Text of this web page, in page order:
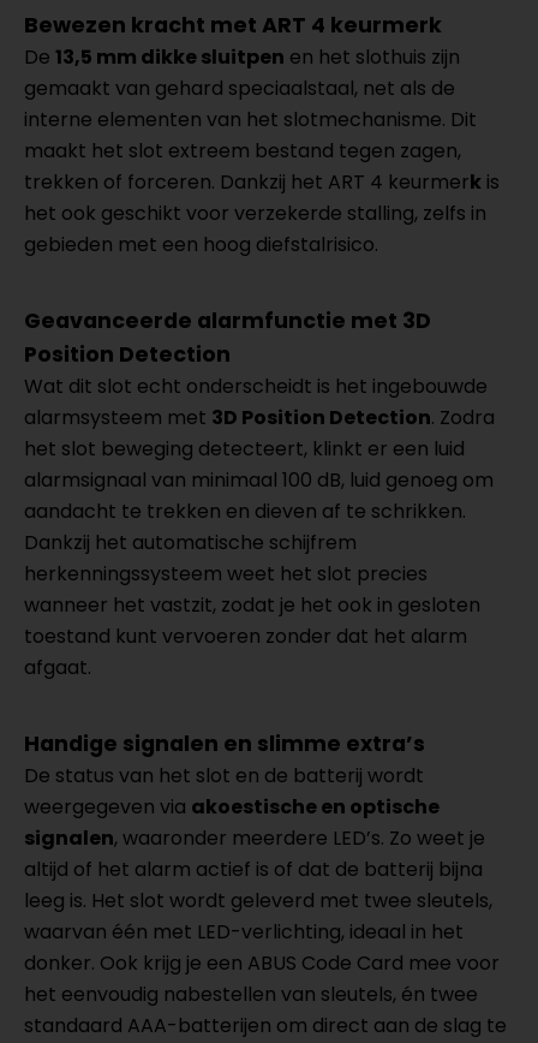
Bewezen kracht met ART 4 keurmerk
De 13,5 mm dikke sluitpen en het slothuis zijn
gemaakt van gehard speciaalstaal, net als de
interne elementen van het slotmechanisme. Dit
maakt het slot extreem bestand tegen zagen,
trekken of forceren. Dankzij het ART 4 keurmerk is
het ook geschikt voor verzekerde stalling, zelfs in
gebieden met een hoog diefstalrisico.
Geavanceerde alarmfunctie met 3D
Position Detection
Wat dit slot echt onderscheidt is het ingebouwde
alarmsysteem met 3D Position Detection. Zodra
het slot beweging detecteert, klinkt er een luid
alarmsignaal van minimaal 100 dB, luid genoeg om
aandacht te trekken en dieven af te schrikken.
Dankzij het automatische schijfrem
herkenningssysteem weet het slot precies
wanneer het vastzit, zodat je het ook in gesloten
toestand kunt vervoeren zonder dat het alarm
afgaat.
Handige signalen en slimme extra’s
De status van het slot en de batterij wordt
weergegeven via akoestische en optische
signalen, waaronder meerdere LED’s. Zo weet je
altijd of het alarm actief is of dat de batterij bijna
leeg is. Het slot wordt geleverd met twee sleutels,
waarvan één met LED-verlichting, ideaal in het
donker. Ook krijg je een ABUS Code Card mee voor
het eenvoudig nabestellen van sleutels, én twee
standaard AAA-batterijen om direct aan de slag te